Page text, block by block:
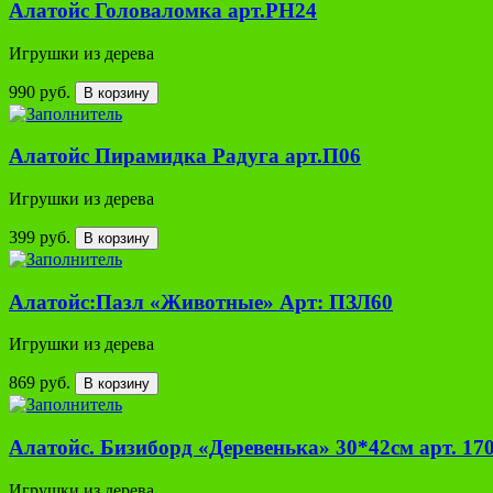
Алатойс Головаломка арт.PH24
Игрушки из дерева
990 руб. В корзину
Алатойс Пирамидка Радуга арт.П06
Игрушки из дерева
399 руб. В корзину
Алатойс:Пазл «Животные» Арт: ПЗЛ60
Игрушки из дерева
869 руб. В корзину
Алатойс. Бизиборд «Деревенька» 30*42см арт.